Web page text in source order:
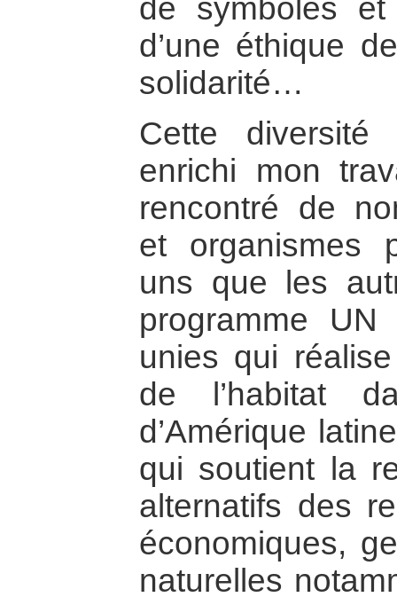
de symboles
d’une éthique
solidarité…
Cette diversité
enrichi mon
rencontré de
et organismes
uns que les
programme
unies qui
de l’habitat
d’Amérique
qui soutient la
alternatifs des
économiques,
naturelles